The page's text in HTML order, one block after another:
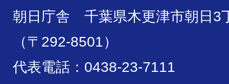
朝日庁舎 千葉県木更津市朝日3
（〒292-8501）
代表電話：0438-23-7111